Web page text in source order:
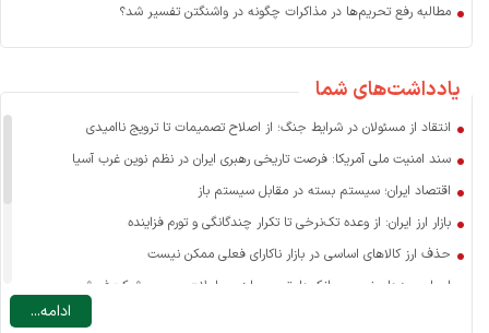
مطالبه رفع تحریم‌ها در مذاکرات چگونه در واشنگتن تفسیر شد؟
یادداشت‌های شما
انتقاد از مسئولان در شرایط جنگ؛ از اصلاح تصمیمات تا ترویج ناامیدی
سند امنیت ملی آمریکا: فرصت تاریخی رهبری ایران در نظم نوین غرب آسیا
اقتصاد ایران؛ سیستم بسته در مقابل سیستم باز
بازار ارز ایران: از وعده تک‌نرخی تا تکرار چندگانگی و تورم فزاینده
حذف ارز کالاهای اساسی در بازار ناکارای فعلی ممکن نیست
اسرار سودهای نجومی بانک‌ها: تسعیر ارز، معاملات صوری و شرکت‌فروشی
ادامه...